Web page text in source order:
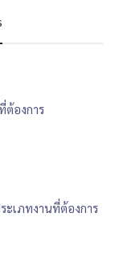
ต้องการ
ะเภทงานที่ต้องการ